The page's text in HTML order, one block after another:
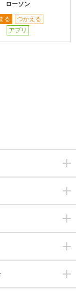
ローソン
る
つかえる
アプリ